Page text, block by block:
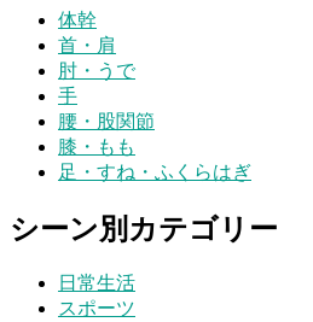
体幹
首・肩
肘・うで
手
腰・股関節
膝・もも
足・すね・ふくらはぎ
シーン別カテゴリー
日常生活
スポーツ